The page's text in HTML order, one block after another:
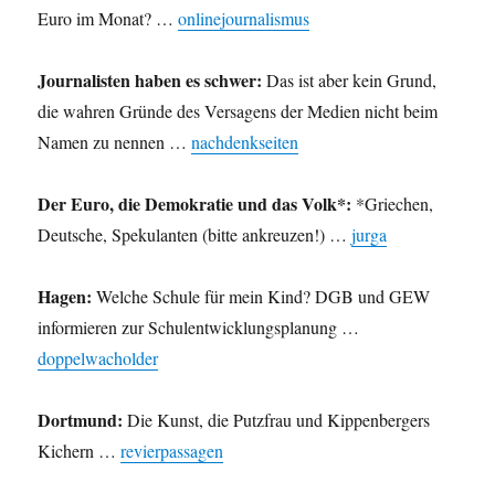
Euro im Monat? …onlinejournalismus
Journalisten haben es schwer: Das ist aber kein Grund,
die wahren Gründe des Versagens der Medien nicht beim
Namen zu nennen …nachdenkseiten
Der Euro, die Demokratie und das Volk*: *Griechen,
Deutsche, Spekulanten (bitte ankreuzen!) …jurga
Hagen: Welche Schule für mein Kind? DGB und GEW
informieren zur Schulentwicklungsplanung …
doppelwacholder
Dortmund: Die Kunst, die Putzfrau und Kippenbergers
Kichern …revierpassagen